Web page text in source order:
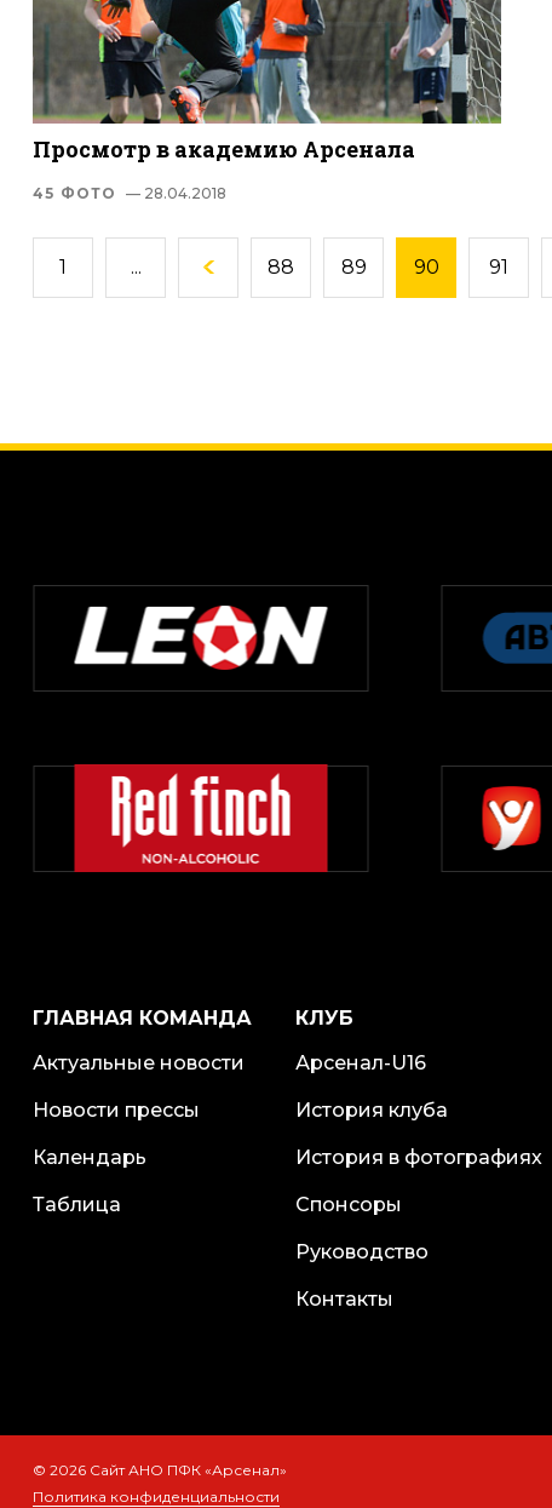
Просмотр в академию Арсенала
45 ФОТО — 28.04.2018
1 ... 88 89 90 91
ГЛАВНАЯ КОМАНДА
Актуальные новости
Новости прессы
Календарь
Таблица
КЛУБ
Арсенал-U16
История клуба
История в фотографиях
Спонсоры
Руководство
Контакты
© 2026 Сайт АНО ПФК «Арсенал»
Политика конфиденциальности